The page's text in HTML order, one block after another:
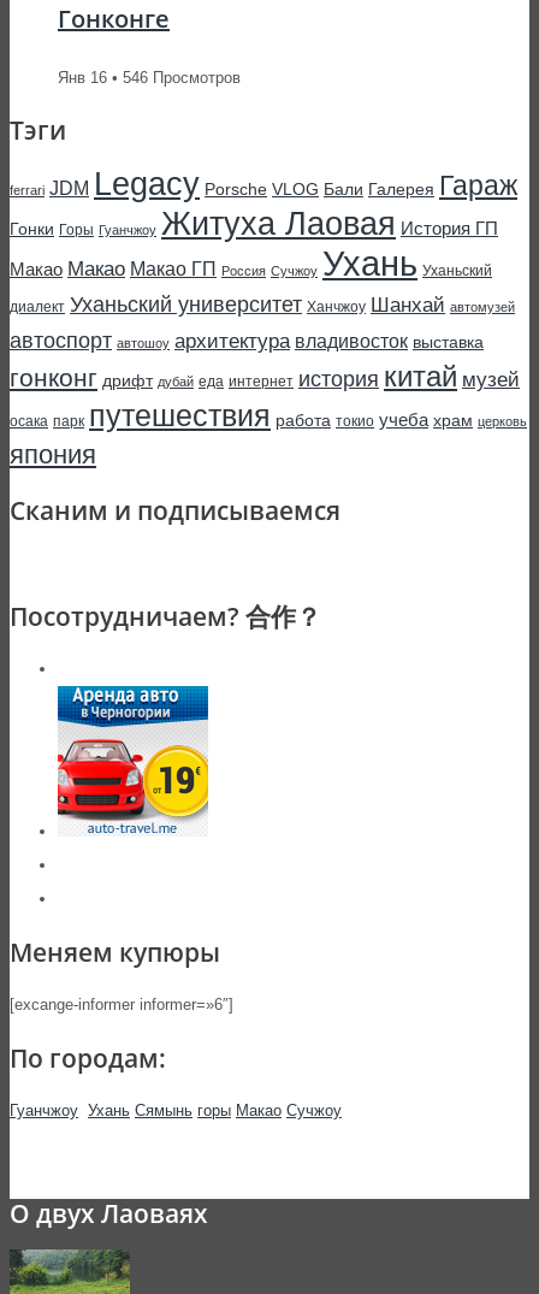
Гонконге
Янв 16 • 546 Просмотров
Тэги
ferrari JDM Legacy Porsche VLOG Бали Галерея Гараж
Гонки Горы Гуанчжоу Житуха Лаовая История ГП
Макао Макао Макао ГП Россия Сучжоу Ухань Уханьский
диалект Уханьский университет Ханчжоу Шанхай автомузей
автоспорт автошоу архитектура владивосток выставка
гонконг дрифт дубай еда интернет история китай музей
осака парк путешествия работа токио учеба храм церковь
япония
Сканим и подписываемся
Посотрудничаем? 合作？
Меняем купюры
[excange-informer informer=»6″]
По городам:
Гуанчжоу Ухань Сямынь горы Макао Сучжоу
О двух Лаоваях